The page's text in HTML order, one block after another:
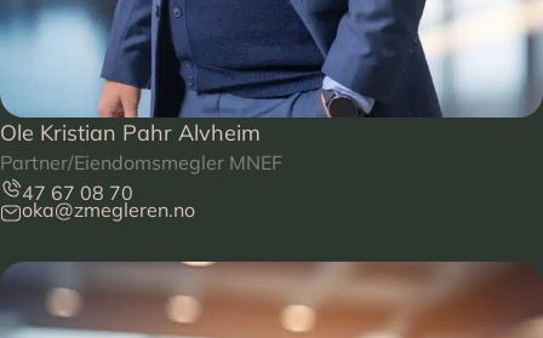
Ole Kristian Pahr Alvheim
Partner/Eiendomsmegler MNEF
47 67 08 70
oka@zmegleren.no